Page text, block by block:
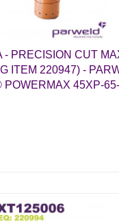
- PRECISION CUT
ITEM 220947) -
45XP-